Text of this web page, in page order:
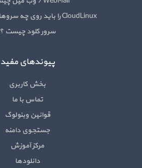
CloudLinux را باید روی چه سروهایی نصب کرد؟
سرور کلود چیست ؟
پیوندهای مفید
بخش کاربری
تماس با ما
قوانین وبنولوگ
جستجوی دامنه
مرکز آموزش
دانلودها